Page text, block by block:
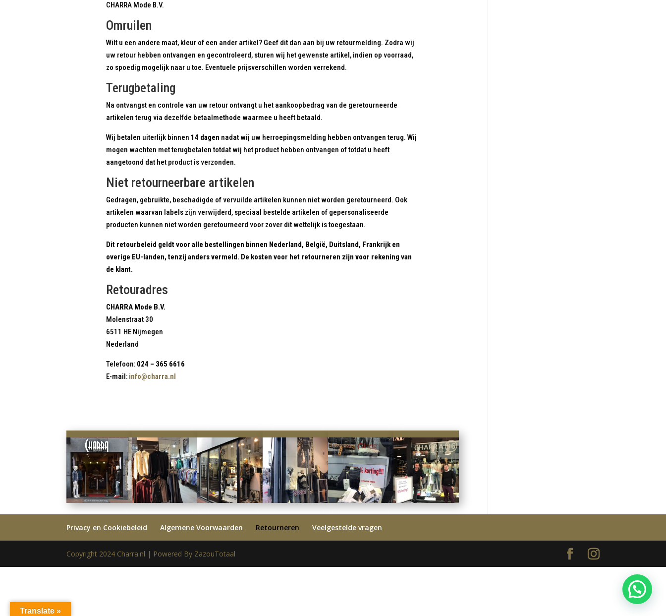
CHARRA Mode B.V.
Omruilen
Wilt u een andere maat, kleur of een ander artikel? Geef dit dan aan bij uw retourmelding. Zodra wij
uw retour hebben ontvangen en gecontroleerd, sturen wij het gewenste artikel, indien op voorraad,
zo spoedig mogelijk naar u toe. Eventuele prijsverschillen worden verrekend.
Terugbetaling
Na ontvangst en controle van uw retour ontvangt u het aankoopbedrag van de geretourneerde
artikelen terug via dezelfde betaalmethode waarmee u heeft betaald.
Wij betalen uiterlijk binnen 14 dagen nadat wij uw herroepingsmelding hebben ontvangen terug. Wij
mogen wachten met terugbetalen totdat wij het product hebben ontvangen of totdat u heeft
aangetoond dat het product is verzonden.
Niet retourneerbare artikelen
Gedragen, gebruikte, beschadigde of vervuilde artikelen kunnen niet worden geretourneerd. Ook
artikelen waarvan labels zijn verwijderd, speciaal bestelde artikelen of gepersonaliseerde
producten kunnen niet worden geretourneerd voor zover dit wettelijk is toegestaan.
Dit retourbeleid geldt voor alle bestellingen binnen Nederland, België, Duitsland, Frankrijk en
overige EU-landen, tenzij anders vermeld. De kosten voor het retourneren zijn voor rekening van
de klant.
Retouradres
CHARRA Mode B.V.
Molenstraat 30
6511 HE Nijmegen
Nederland
Telefoon: 024 – 365 6616
E-mail: info@charra.nl
Privacy en Cookiebeleid Algemene Voorwaarden Retourneren Veelgestelde vragen
Copyright 2024 Charra.nl | Powered By ZazouTotaal
Translate »